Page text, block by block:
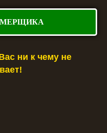
ни к чему не